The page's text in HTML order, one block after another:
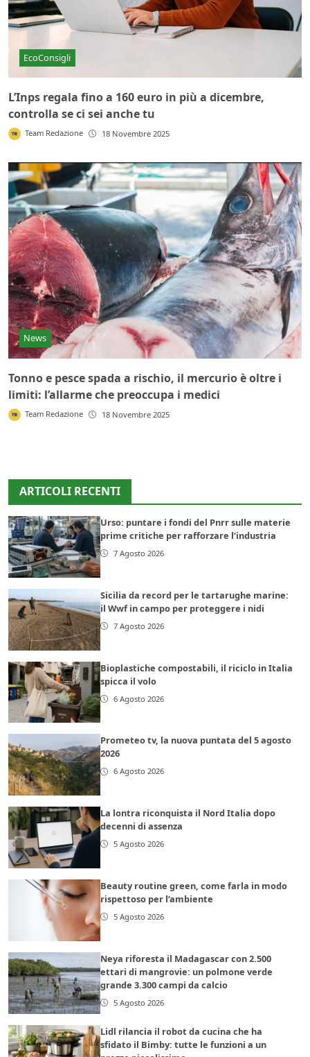
EcoConsigli
L’Inps regala fino a 160 euro in più a dicembre,
controlla se ci sei anche tu
Team Redazione 18 Novembre 2025
News
Tonno e pesce spada a rischio, il mercurio è oltre i
limiti: l’allarme che preoccupa i medici
Team Redazione 18 Novembre 2025
ARTICOLI RECENTI
Urso: puntare i fondi del Pnrr sulle materie
prime critiche per rafforzare l’industria
7 Agosto 2026
Sicilia da record per le tartarughe marine:
il Wwf in campo per proteggere i nidi
7 Agosto 2026
Bioplastiche compostabili, il riciclo in Italia
spicca il volo
6 Agosto 2026
Prometeo tv, la nuova puntata del 5 agosto
2026
6 Agosto 2026
La lontra riconquista il Nord Italia dopo
decenni di assenza
5 Agosto 2026
Beauty routine green, come farla in modo
rispettoso per l’ambiente
5 Agosto 2026
Neya riforesta il Madagascar con 2.500
ettari di mangrovie: un polmone verde
grande 3.300 campi da calcio
5 Agosto 2026
Lidl rilancia il robot da cucina che ha
sfidato il Bimby: tutte le funzioni a un